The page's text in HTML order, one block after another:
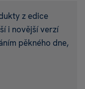
z edice
i novější verzí
pěkného dne,